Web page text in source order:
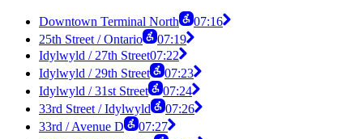
Downtown Terminal North
07:16
25th Street / Ontario
07:19
Idylwyld / 27th Street07:22
Idylwyld / 29th Street
07:23
Idylwyld / 31st Street
07:24
33rd Street / Idylwyld
07:26
33rd / Avenue D
07:27